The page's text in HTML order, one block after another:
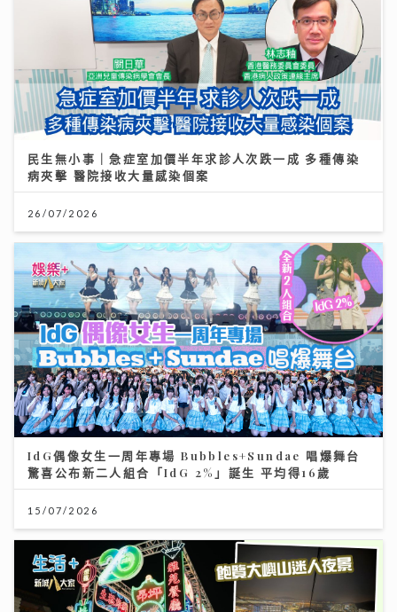
民生無小事｜急症室加價半年求診人次跌一成 多種傳染
病夾擊 醫院接收大量感染個案
26/07/2026
IdG偶像女生一周年專場 Bubbles+Sundae 唱爆舞台
驚喜公布新二人組合「IdG 2%」誕生 平均得16歲
15/07/2026